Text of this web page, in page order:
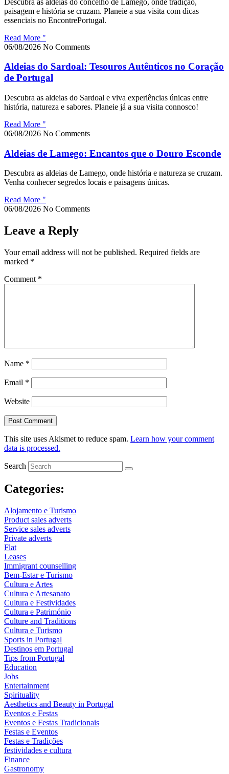
paisagem e história se cruzam. Planeie a sua visita com dicas
essenciais no EncontrePortugal.
Read More "
06/08/2026 No Comments
Aldeias do Sardoal: Tesouros Autênticos no Coração
de Portugal
Descubra as aldeias do Sardoal e viva experiências únicas entre
história, natureza e sabores. Planeie já a sua visita connosco!
Read More "
06/08/2026 No Comments
Aldeias de Lamego: Encantos que o Douro Esconde
Descubra as aldeias de Lamego, onde história e natureza se cruzam.
Venha conhecer segredos locais e paisagens únicas.
Read More "
06/08/2026 No Comments
Leave a Reply
Your email address will not be published. Required fields are
marked *
Comment *
Name *
Email *
Website
This site uses Akismet to reduce spam. Learn how your comment
data is processed.
Search
Categories:
Alojamento e Turismo
Product sales adverts
Service sales adverts
Private adverts
Flat
Leases
Immigrant counselling
Bem-Estar e Turismo
Cultura e Artes
Cultura e Artesanato
Cultura e Festividades
Cultura e Património
Culture and Traditions
Cultura e Turismo
Sports in Portugal
Destinos em Portugal
Tips from Portugal
Education
Jobs
Entertainment
Spirituality
Aesthetics and Beauty in Portugal
Eventos e Festas
Eventos e Festas Tradicionais
Festas e Eventos
Festas e Tradições
festividades e cultura
Finance
Gastronomy